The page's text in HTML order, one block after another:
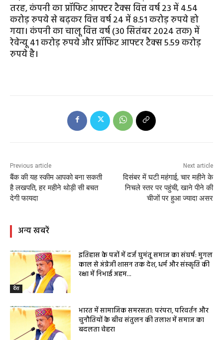
तरह, कंपनी का प्रॉफिट आफ्टर टैक्स वित्त वर्ष 23 में 4.54
करोड़ रुपये से बढ़कर वित्त वर्ष 24 में 8.51 करोड़ रुपये हो
गया। कंपनी का चालू वित्त वर्ष (30 सितंबर 2024 तक) में
रेवेन्यू 41 करोड़ रुपये और प्रॉफिट आफ्टर टैक्स 5.59 करोड़
रुपये है।
Previous article
बैंक की यह स्कीम आपको बना सकती
है लखपति, हर महीने थोड़ी सी बचत
देगी फायदा
Next article
दिसंबर में घटी महंगाई, चार महीने के
निचले स्तर पर पहुंची, खाने पीने की
चीजों पर हुआ ज्यादा असर
अन्य खबरें
देश
इतिहास के पन्नों में दर्ज घुमंतू समाज का संघर्ष: मुगल
काल से अंग्रेजी शासन तक देश, धर्म और संस्कृति की
रक्षा में निभाई अहम...
भारत में सामाजिक समरसता: परंपरा, परिवर्तन और
चुनौतियों के बीच संतुलन की तलाश में समाज का
बदलता चेहरा